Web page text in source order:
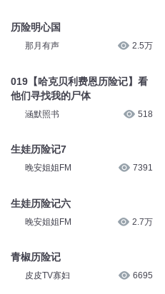
历险明心国
那月有声 2.5万
019【哈克贝利费恩历险记】看
他们寻找我的尸体
涵默照书 518
生娃历险记7
晚安姐姐FM 7391
生娃历险记六
晚安姐姐FM 2.7万
青椒历险记
皮皮TV寡妇 6695